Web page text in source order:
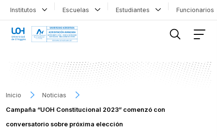
Institutos Escuelas Estudiantes
Inicio
Noticias
Campaña “UOH Constitucional 2023” comenzó con
conversatorio sobre próxima elección